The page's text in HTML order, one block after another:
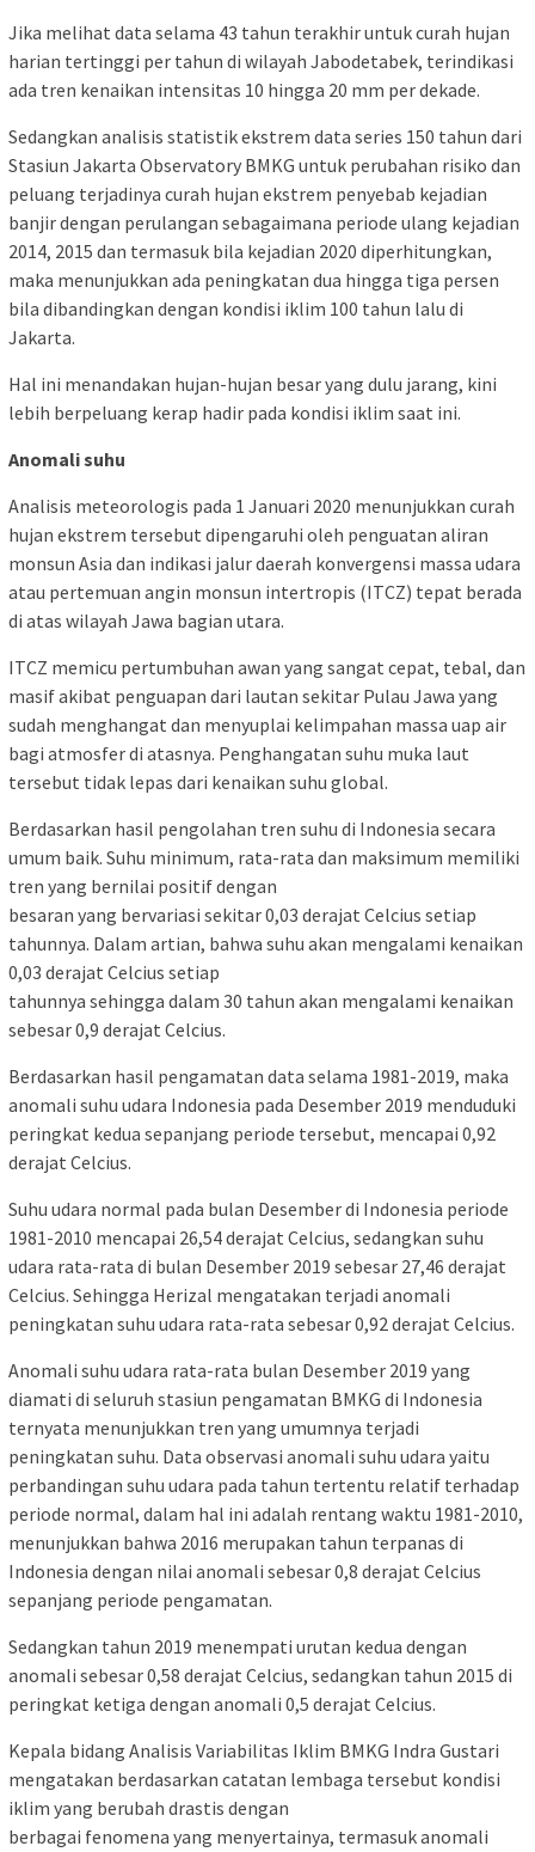
Jika melihat data selama 43 tahun terakhir untuk curah hujan
harian tertinggi per tahun di wilayah Jabodetabek, terindikasi
ada tren kenaikan intensitas 10 hingga 20 mm per dekade.
Sedangkan analisis statistik ekstrem data series 150 tahun dari
Stasiun Jakarta Observatory BMKG untuk perubahan risiko dan
peluang terjadinya curah hujan ekstrem penyebab kejadian
banjir dengan perulangan sebagaimana periode ulang kejadian
2014, 2015 dan termasuk bila kejadian 2020 diperhitungkan,
maka menunjukkan ada peningkatan dua hingga tiga persen
bila dibandingkan dengan kondisi iklim 100 tahun lalu di
Jakarta.
Hal ini menandakan hujan-hujan besar yang dulu jarang, kini
lebih berpeluang kerap hadir pada kondisi iklim saat ini.
Anomali suhu
Analisis meteorologis pada 1 Januari 2020 menunjukkan curah
hujan ekstrem tersebut dipengaruhi oleh penguatan aliran
monsun Asia dan indikasi jalur daerah konvergensi massa udara
atau pertemuan angin monsun intertropis (ITCZ) tepat berada
di atas wilayah Jawa bagian utara.
ITCZ memicu pertumbuhan awan yang sangat cepat, tebal, dan
masif akibat penguapan dari lautan sekitar Pulau Jawa yang
sudah menghangat dan menyuplai kelimpahan massa uap air
bagi atmosfer di atasnya. Penghangatan suhu muka laut
tersebut tidak lepas dari kenaikan suhu global.
Berdasarkan hasil pengolahan tren suhu di Indonesia secara
umum baik. Suhu minimum, rata-rata dan maksimum memiliki
tren yang bernilai positif dengan
besaran yang bervariasi sekitar 0,03 derajat Celcius setiap
tahunnya. Dalam artian, bahwa suhu akan mengalami kenaikan
0,03 derajat Celcius setiap
tahunnya sehingga dalam 30 tahun akan mengalami kenaikan
sebesar 0,9 derajat Celcius.
Berdasarkan hasil pengamatan data selama 1981-2019, maka
anomali suhu udara Indonesia pada Desember 2019 menduduki
peringkat kedua sepanjang periode tersebut, mencapai 0,92
derajat Celcius.
Suhu udara normal pada bulan Desember di Indonesia periode
1981-2010 mencapai 26,54 derajat Celcius, sedangkan suhu
udara rata-rata di bulan Desember 2019 sebesar 27,46 derajat
Celcius. Sehingga Herizal mengatakan terjadi anomali
peningkatan suhu udara rata-rata sebesar 0,92 derajat Celcius.
Anomali suhu udara rata-rata bulan Desember 2019 yang
diamati di seluruh stasiun pengamatan BMKG di Indonesia
ternyata menunjukkan tren yang umumnya terjadi
peningkatan suhu. Data observasi anomali suhu udara yaitu
perbandingan suhu udara pada tahun tertentu relatif terhadap
periode normal, dalam hal ini adalah rentang waktu 1981-2010,
menunjukkan bahwa 2016 merupakan tahun terpanas di
Indonesia dengan nilai anomali sebesar 0,8 derajat Celcius
sepanjang periode pengamatan.
Sedangkan tahun 2019 menempati urutan kedua dengan
anomali sebesar 0,58 derajat Celcius, sedangkan tahun 2015 di
peringkat ketiga dengan anomali 0,5 derajat Celcius.
Kepala bidang Analisis Variabilitas Iklim BMKG Indra Gustari
mengatakan berdasarkan catatan lembaga tersebut kondisi
iklim yang berubah drastis dengan
berbagai fenomena yang menyertainya, termasuk anomali